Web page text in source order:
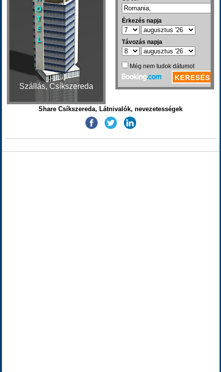
Szállás, Csíkszereda
Share Csíkszereda, Látnivalók, nevezetességek